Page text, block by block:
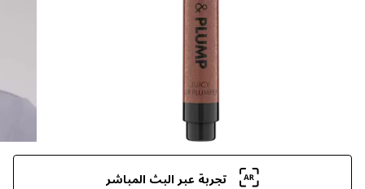
تجربة عبر البث المباشر